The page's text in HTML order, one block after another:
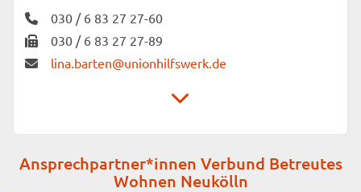
030 / 6 83 27 27-60
030 / 6 83 27 27-89
lina.barten@unionhilfswerk.de
Unionhilfswerk Sozialeinrichtungen gGmbH
Regionalbüro Mitte | Friedrichshain-Kreuzberg
Agricolastraße 26
Ansprechpartner*innen Verbund Betreutes
Wohnen Neukölln